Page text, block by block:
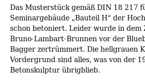
Das Musterstück gemäß DIN 18 217
Seminargebäude „Bauteil H“ der
schon betoniert. Leider wurde in dem
Bruno-Lambart-Brunnen vor der
Bagger zertrümmert. Die hellgrauen
Vordergrund sind alles, was von der
Betonskulptur übrigblieb.